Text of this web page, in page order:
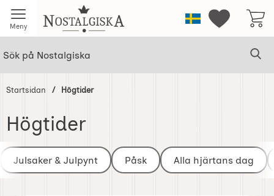
Meny Startsidan för NostalgiskaSverigeMina
Startsidan Högtider
Högtider
Hoppa
produkter
Underkategorier
Julsaker & Julpynt Påsk Alla hjärtans dag